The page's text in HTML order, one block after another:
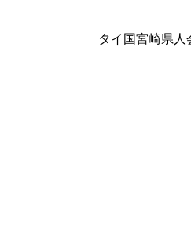
タイ国宮崎県人